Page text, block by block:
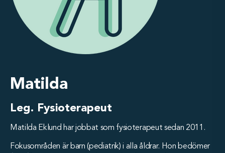
Matilda
Leg. Fysioterapeut
Matilda Eklund har jobbat som fysioterapeut sedan 2011.
Fokusområden är barn (pediatrik) i alla åldrar. Hon bedömer